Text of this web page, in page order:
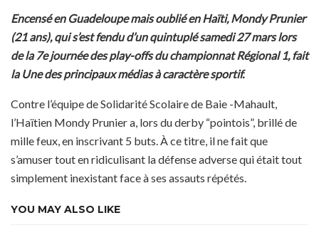
Encensé en Guadeloupe mais oublié en Haïti, Mondy Prunier
(21 ans), qui s’est fendu d’un quintuplé samedi 27 mars lors
de la 7e journée des play-offs du championnat Régional 1, fait
la Une des principaux médias à caractère sportif.
Contre l’équipe de Solidarité Scolaire de Baie -Mahault,
l’Haïtien Mondy Prunier a, lors du derby “pointois”, brillé de
mille feux, en inscrivant 5 buts. À ce titre, il ne fait que
s’amuser tout en ridiculisant la défense adverse qui était tout
simplement inexistant face à ses assauts répétés.
YOU MAY ALSO LIKE